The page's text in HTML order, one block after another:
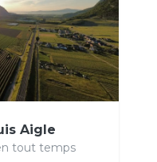
Aigle
tout temps